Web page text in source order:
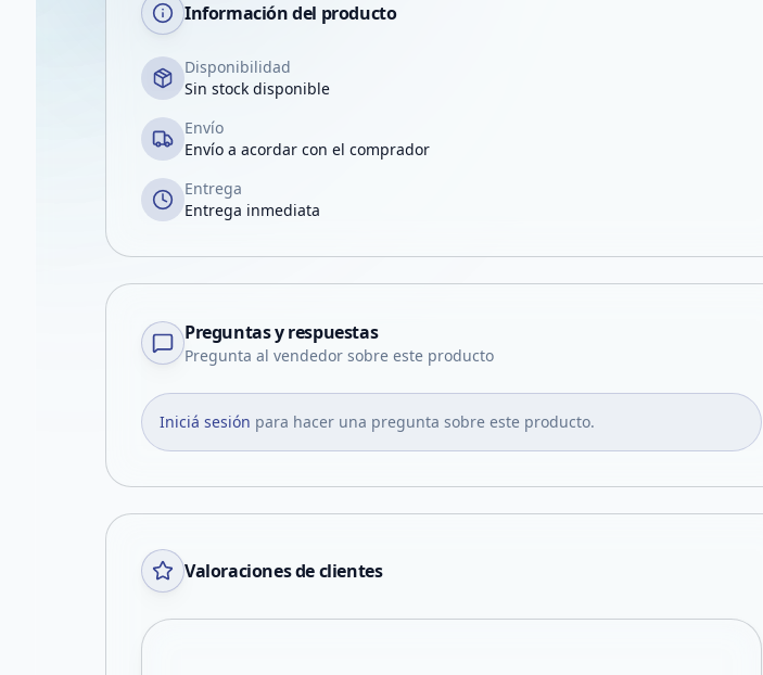
Información del producto
Disponibilidad
Sin stock disponible
Envío
Envío a acordar con el comprador
Entrega
Entrega inmediata
Preguntas y respuestas
Pregunta al vendedor sobre este producto
Iniciá sesión para hacer una pregunta sobre este producto.
Valoraciones de clientes